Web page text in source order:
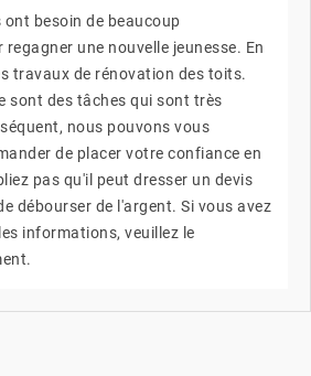
ont besoin de beaucoup
une nouvelle jeunesse. En
travaux de rénovation des toits.
sont des tâches qui sont très
nous pouvons vous
de placer votre confiance en
pas qu'il peut dresser un devis
débourser de l'argent. Si vous avez
informations, veuillez le